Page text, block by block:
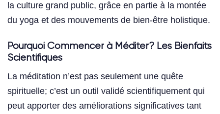
la culture grand public, grâce en partie à la montée
du yoga et des mouvements de bien-être holistique.
Pourquoi Commencer à Méditer? Les Bienfaits
Scientifiques
La méditation n’est pas seulement une quête
spirituelle; c’est un outil validé scientifiquement qui
peut apporter des améliorations significatives tant